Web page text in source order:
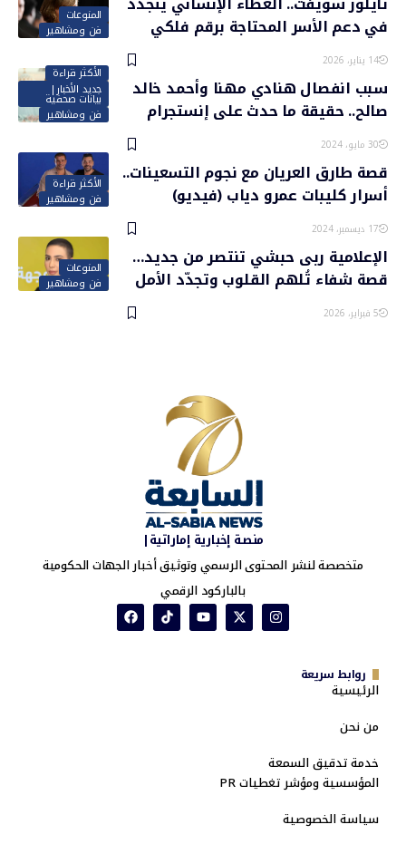
المنوعات
فن ومشاهير
في دعم الأسر المحتاجة برقم فلكي
14 يناير، 2026
الأكثر قراءة
جديد الأخبار|
بيانات صحفية
فن ومشاهير
سبب انفصال هنادي مهنا وأحمد خالد
صالح.. حقيقة ما حدث على إنستجرام
30 مايو، 2024
الأكثر قراءة
فن ومشاهير
قصة طارق العريان مع نجوم التسعينات..
أسرار كليبات عمرو دياب (فيديو)
17 ديسمبر، 2024
المنوعات
فن ومشاهير
الإعلامية ربى حبشي تنتصر من جديد…
قصة شفاء تُلهم القلوب وتجدّد الأمل
5 فبراير، 2026
منصة إخبارية إماراتية|
متخصصة لنشر المحتوى الرسمي وتوثيق أخبار الجهات الحكومية
بالباركود الرقمي
روابط سريعة
الرئيسية
من نحن
خدمة تدقيق السمعة
المؤسسية ومؤشر تغطيات PR
سياسة الخصوصية